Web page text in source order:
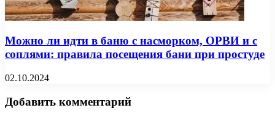
Можно ли идти в баню с насморком, ОРВИ и с
соплями: правила посещения бани при простуде
02.10.2024
Добавить комментарий